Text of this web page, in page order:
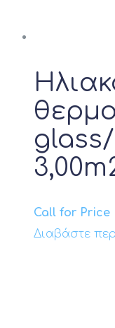
Call for Price
Διαβάστε